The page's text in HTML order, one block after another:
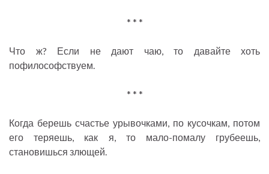
* * *
Что ж? Если не дают чаю, то давайте хоть
пофилософствуем.
* * *
Когда берешь счастье урывочками, по кусочкам, потом
его теряешь, как я, то мало-помалу грубеешь,
становишься злющей.